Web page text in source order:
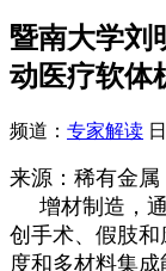
暨南大学刘
动医疗软体
频道： 专家解读
来源：稀有金属
增材制造，通
创手术、假肢
度和多材料集